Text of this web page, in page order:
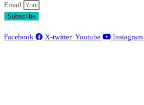
Email
Subscribe
Facebook X-twitter Youtube Instagram